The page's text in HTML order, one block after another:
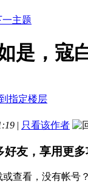
是，寇
| 只看该作者
好友，享用更
或查看，没有帐号